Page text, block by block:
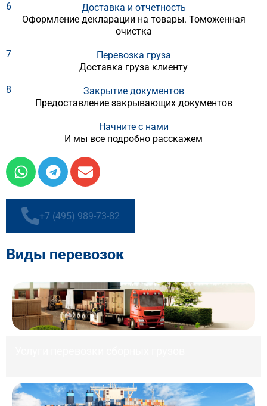
6
Доставка и отчетность
Оформление декларации на товары. Томоженная
очистка
7
Перевозка груза
Доставка груза клиенту
8
Закрытие документов
Предоставление закрывающих документов
Начните с нами
И мы все подробно расскажем
+7 (495) 989-73-82
Виды перевозок